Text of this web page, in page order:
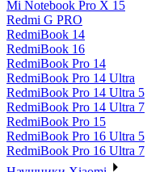
Mi Notebook Pro X 15
Redmi G PRO
RedmiBook 14
RedmiBook 16
RedmiBook Pro 14
RedmiBook Pro 14 Ultra
RedmiBook Pro 14 Ultra 5
RedmiBook Pro 14 Ultra 7
RedmiBook Pro 15
RedmiBook Pro 16 Ultra 5
RedmiBook Pro 16 Ultra 7